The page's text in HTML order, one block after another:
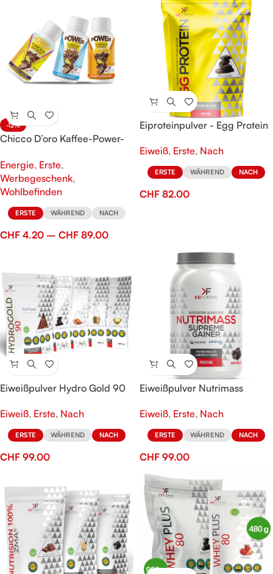
-12%
Chicco D’oro Kaffee-Power-
Energie, Erste,
Werbegeschenk,
Wohlbefinden
ERSTE WÄHREND NACH
CHF 4.20 – CHF 89.00
Eiproteinpulver - Egg Protein
Eiweiß, Erste, Nach
ERSTE WÄHREND NACH
CHF 82.00
Eiweißpulver Hydro Gold 90
Eiweiß, Erste, Nach
ERSTE WÄHREND NACH
CHF 99.00
Eiweißpulver Nutrimass
Eiweiß, Erste, Nach
ERSTE WÄHREND NACH
CHF 99.00